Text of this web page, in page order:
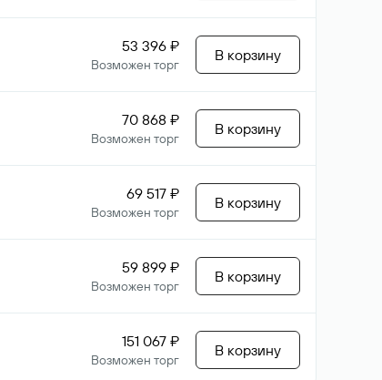
53 396 ₽
Возможен торг
В корзину
70 868 ₽
Возможен торг
В корзину
69 517 ₽
Возможен торг
В корзину
59 899 ₽
Возможен торг
В корзину
151 067 ₽
Возможен торг
В корзину